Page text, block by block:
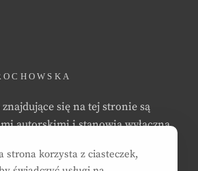
się na tej stronie są
autorskimi i stanowią wyłączną
Zabrania się kopiowania,
reprodukowania,
strona korzysta z ciasteczek,